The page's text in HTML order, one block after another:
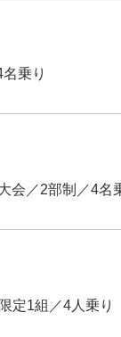
乗り
会／2部制／4名
定1組／4人乗り